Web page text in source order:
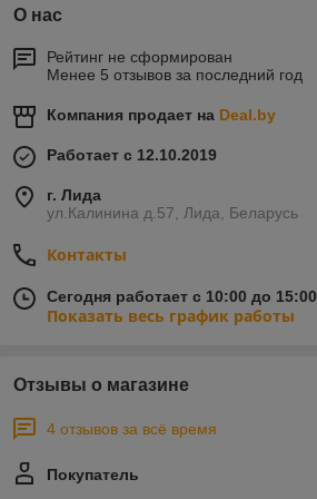
О нас
Рейтинг не сформирован
Менее 5 отзывов за последний год
Компания продает на Deal.by
Работает с 12.10.2019
г. Лида
ул.Калинина д.57, Лида, Беларусь
Контакты
Сегодня работает с 10:00 до 15:00
Показать весь график работы
Отзывы о магазине
4 отзывов за всё время
Покупатель